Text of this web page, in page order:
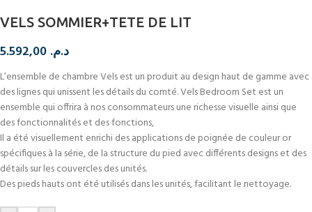
VELS SOMMIER+TETE DE LIT
د.م.
L’ensemble de chambre Vels est un produit au design haut de gamme avec
des lignes qui unissent les détails du comté. Vels Bedroom Set est un
ensemble qui offrira à nos consommateurs une richesse visuelle ainsi que
des fonctionnalités et des fonctions,
Il a été visuellement enrichi des applications de poignée de couleur or
spécifiques à la série, de la structure du pied avec différents designs et des
détails sur les couvercles des unités.
Des pieds hauts ont été utilisés dans les unités, facilitant le nettoyage.